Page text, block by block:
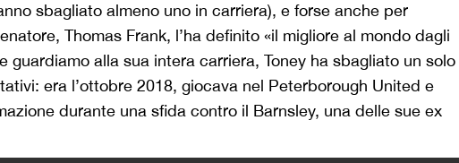
sbagliato almeno uno in carriera), e forse anche per
Thomas Frank, l’ha definito «il migliore al mondo dagli
guardiamo alla sua intera carriera, Toney ha sbagliato un solo
era l’ottobre 2018, giocava nel Peterborough United e
durante una sfida contro il Barnsley, una delle sue ex